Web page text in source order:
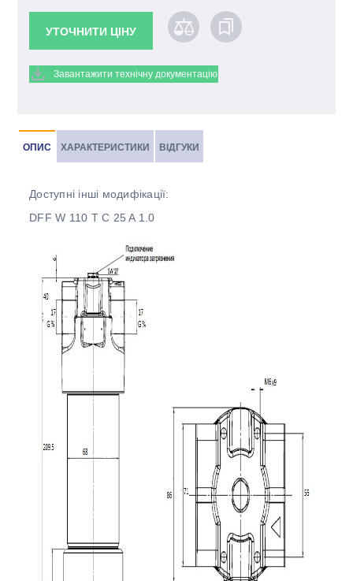
УТОЧНИТИ ЦІНУ
Завантажити технічну документацію
ОПИС ХАРАКТЕРИСТИКИ ВІДГУКИ
Доступні інші модифікації:
DFF W 110 T C 25 A 1.0